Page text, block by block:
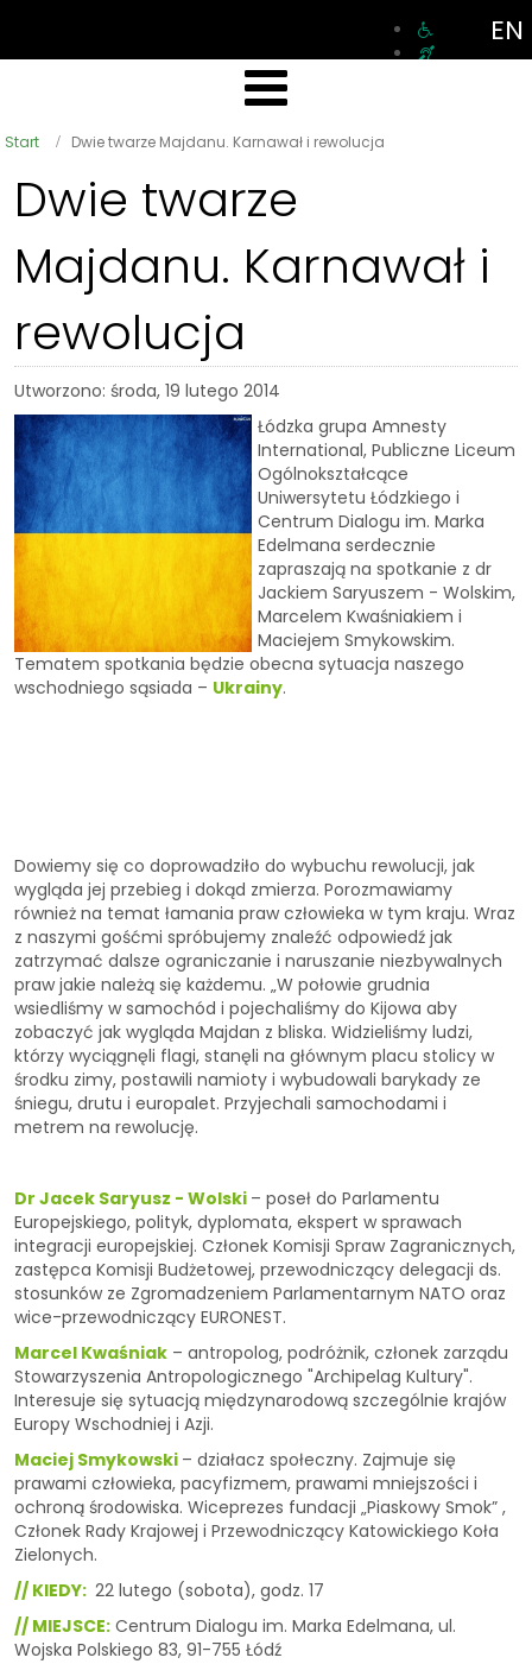
EN
Start Dwie twarze Majdanu. Karnawał i rewolucja
Dwie twarze
Majdanu. Karnawał i
rewolucja
Utworzono: środa, 19 lutego 2014
Łódzka grupa Amnesty
International, Publiczne Liceum
Ogólnokształcące
Uniwersytetu Łódzkiego i
Centrum Dialogu im. Marka
Edelmana serdecznie
zapraszają na spotkanie z dr
Jackiem Saryuszem - Wolskim,
Marcelem Kwaśniakiem i
Maciejem Smykowskim.
Tematem spotkania będzie obecna sytuacja naszego
wschodniego sąsiada – Ukrainy.
Dowiemy się co doprowadziło do wybuchu rewolucji, jak
wygląda jej przebieg i dokąd zmierza. Porozmawiamy
również na temat łamania praw człowieka w tym kraju. Wraz
z naszymi gośćmi spróbujemy znaleźć odpowiedź jak
zatrzymać dalsze ograniczanie i naruszanie niezbywalnych
praw jakie należą się każdemu. „W połowie grudnia
wsiedliśmy w samochód i pojechaliśmy do Kijowa aby
zobaczyć jak wygląda Majdan z bliska. Widzieliśmy ludzi,
którzy wyciągnęli flagi, stanęli na głównym placu stolicy w
środku zimy, postawili namioty i wybudowali barykady ze
śniegu, drutu i europalet. Przyjechali samochodami i
metrem na rewolucję.
Dr Jacek Saryusz - Wolski – poseł do Parlamentu
Europejskiego, polityk, dyplomata, ekspert w sprawach
integracji europejskiej. Członek Komisji Spraw Zagranicznych,
zastępca Komisji Budżetowej, przewodniczący delegacji ds.
stosunków ze Zgromadzeniem Parlamentarnym NATO oraz
wice-przewodniczący EURONEST.
Marcel Kwaśniak – antropolog, podróżnik, członek zarządu
Stowarzyszenia Antropologicznego "Archipelag Kultury".
Interesuje się sytuacją międzynarodową szczególnie krajów
Europy Wschodniej i Azji.
Maciej Smykowski – działacz społeczny. Zajmuje się
prawami człowieka, pacyfizmem, prawami mniejszości i
ochroną środowiska. Wiceprezes fundacji „Piaskowy Smok” ,
Członek Rady Krajowej i Przewodniczący Katowickiego Koła
Zielonych.
// KIEDY: 22 lutego (sobota), godz. 17
// MIEJSCE: Centrum Dialogu im. Marka Edelmana, ul.
Wojska Polskiego 83, 91-755 Łódź